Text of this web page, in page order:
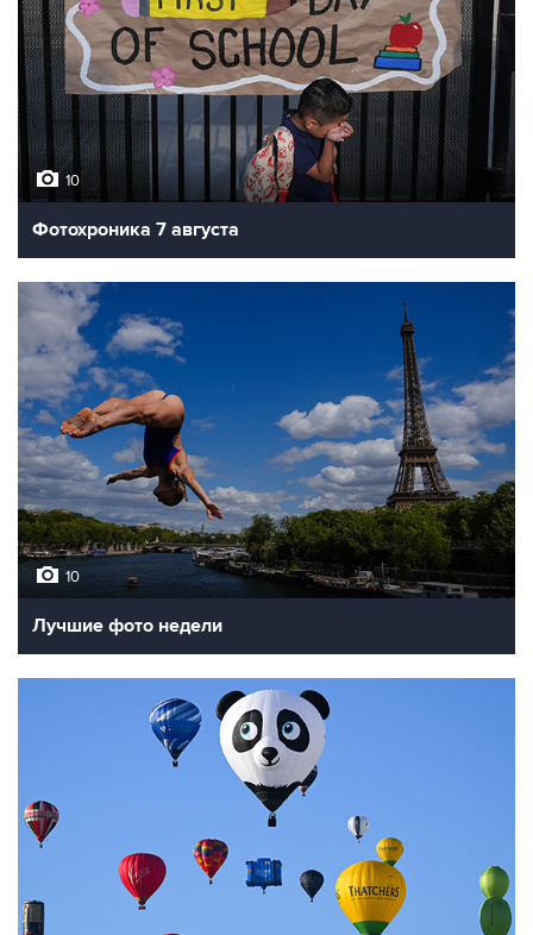
10
Фотохроника 7 августа
10
Лучшие фото недели